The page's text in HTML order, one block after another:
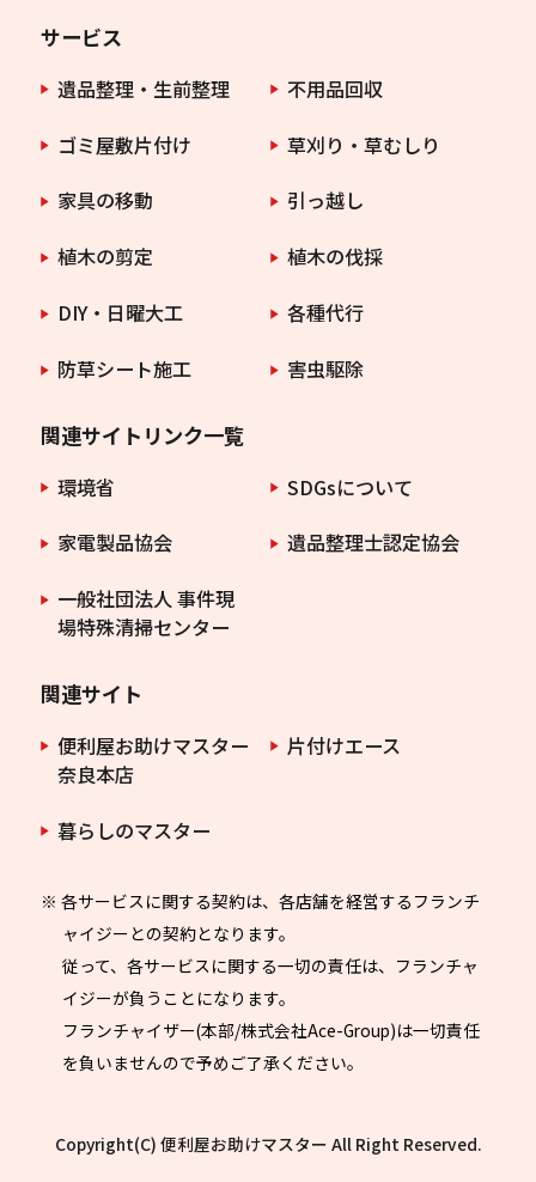
サービス
遺品整理・生前整理
不用品回収
ゴミ屋敷片付け
草刈り・草むしり
家具の移動
引っ越し
植木の剪定
植木の伐採
DIY・日曜大工
各種代行
防草シート施工
害虫駆除
関連サイトリンク一覧
環境省
SDGsについて
家電製品協会
遺品整理士認定協会
一般社団法人 事件現
場特殊清掃センター
関連サイト
便利屋お助けマスター
奈良本店
片付けエース
暮らしのマスター
※ 各サービスに関する契約は、各店舗を経営するフランチ
ャイジーとの契約となります。
従って、各サービスに関する一切の責任は、フランチャ
イジーが負うことになります。
フランチャイザー(本部/株式会社Ace-Group)は一切責任
を負いませんので予めご了承ください。
Copyright(C) 便利屋お助けマスター All Right Reserved.